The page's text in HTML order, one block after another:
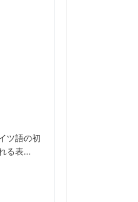
ツ語の初
る表...